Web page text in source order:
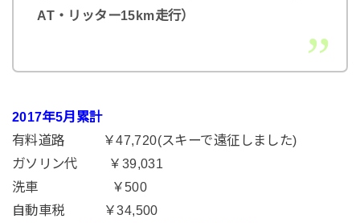
AT・リッター15km走行）
2017年5月 累計
有料道路 ￥47,720(スキーで遠征しました)
ガソリン代 ￥39,031
洗車 ￥500
自動車税 ￥34,500